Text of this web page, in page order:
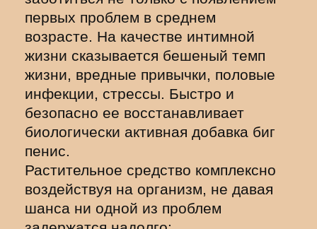
первых проблем в среднем
возрасте. На качестве интимной
жизни сказывается бешеный темп
жизни, вредные привычки, половые
инфекции, стрессы. Быстро и
безопасно ее восстанавливает
биологически активная добавка биг
пенис.
Растительное средство комплексно
воздействуя на организм, не давая
шанса ни одной из проблем